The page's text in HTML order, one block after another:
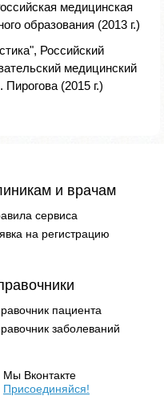
медицинская
образования (2013 г.)
Российский
медицинский
(2015 г.)
и врачам
сервиса
на регистрацию
пациента
заболеваний
Мы Вконтакте
Присоединяйся!